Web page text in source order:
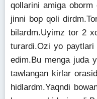
qollarini amiga
jinni bop qoli
bilardm.Uyimz tor 2
turardi.Ozi yo
edim.Bu menga juda
tawlangan kirlar
hidlardm.Yaqndi